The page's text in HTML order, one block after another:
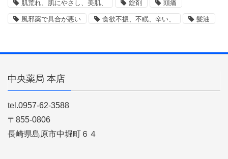
肌荒れ、肌にやさし、美肌、 錠剤 頭痛
風邪薬で具合が悪い 食欲不振、不眠、辛い、 髪油
中央薬局 本店
tel.0957-62-3588
〒855-0806
長崎県島原市中堀町６４